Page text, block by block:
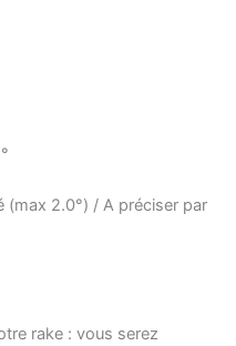
(max 2.0°) / A préciser par
rake : vous serez